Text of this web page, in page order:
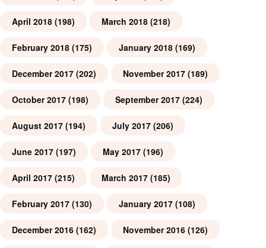
April 2018 (198) March 2018 (218)
February 2018 (175) January 2018 (169)
December 2017 (202) November 2017 (189)
October 2017 (198) September 2017 (224)
August 2017 (194) July 2017 (206)
June 2017 (197) May 2017 (196)
April 2017 (215) March 2017 (185)
February 2017 (130) January 2017 (108)
December 2016 (162) November 2016 (126)